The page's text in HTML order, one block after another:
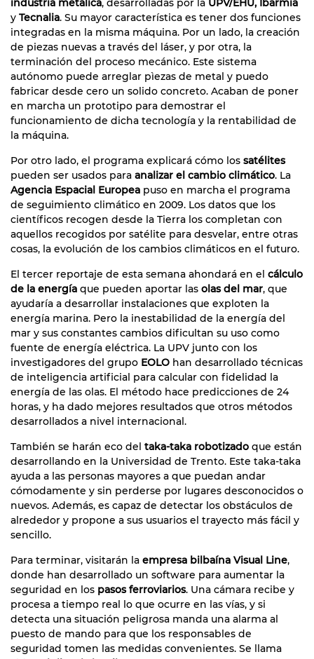
industria metálica, desarrolladas por la UPV/EHU, Ibarmia
y Tecnalia. Su mayor característica es tener dos funciones
integradas en la misma máquina. Por un lado, la creación
de piezas nuevas a través del láser, y por otra, la
terminación del proceso mecánico. Este sistema
autónomo puede arreglar pìezas de metal y puedo
fabricar desde cero un solido concreto. Acaban de poner
en marcha un prototipo para demostrar el
funcionamiento de dicha tecnología y la rentabilidad de
la máquina.
Por otro lado, el programa explicará cómo los satélites
pueden ser usados para analizar el cambio climático. La
Agencia Espacial Europea puso en marcha el programa
de seguimiento climático en 2009. Los datos que los
científicos recogen desde la Tierra los completan con
aquellos recogidos por satélite para desvelar, entre otras
cosas, la evolución de los cambios climáticos en el futuro.
El tercer reportaje de esta semana ahondará en el cálculo
de la energía que pueden aportar las olas del mar, que
ayudaría a desarrollar instalaciones que exploten la
energía marina. Pero la inestabilidad de la energía del
mar y sus constantes cambios dificultan su uso como
fuente de energía eléctrica. La UPV junto con los
investigadores del grupo EOLO han desarrollado técnicas
de inteligencia artificial para calcular con fidelidad la
energía de las olas. El método hace predicciones de 24
horas, y ha dado mejores resultados que otros métodos
desarrollados a nivel internacional.
También se harán eco del taka-taka robotizado que están
desarrollando en la Universidad de Trento. Este taka-taka
ayuda a las personas mayores a que puedan andar
cómodamente y sin perderse por lugares desconocidos o
nuevos. Además, es capaz de detectar los obstáculos de
alrededor y propone a sus usuarios el trayecto más fácil y
sencillo.
Para terminar, visitarán la empresa bilbaína Visual Line,
donde han desarrollado un software para aumentar la
seguridad en los pasos ferroviarios. Una cámara recibe y
procesa a tiempo real lo que ocurre en las vías, y si
detecta una situación peligrosa manda una alarma al
puesto de mando para que los responsables de
seguridad tomen las medidas convenientes. Se llama